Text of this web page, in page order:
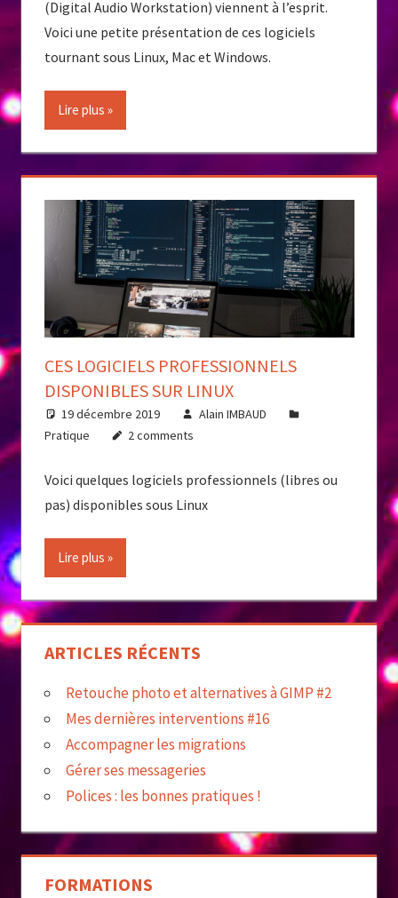
(Digital Audio Workstation) viennent à l’esprit.
Voici une petite présentation de ces logiciels
tournant sous Linux, Mac et Windows.
Lire plus
CES LOGICIELS PROFESSIONNELS
DISPONIBLES SUR LINUX
19 décembre 2019
Alain IMBAUD
Pratique
2 comments
Voici quelques logiciels professionnels (libres ou
pas) disponibles sous Linux
Lire plus
ARTICLES RÉCENTS
Retouche photo et alternatives à GIMP #2
Mes dernières interventions #16
Accompagner les migrations
Gérer ses messageries
Polices : les bonnes pratiques !
FORMATIONS